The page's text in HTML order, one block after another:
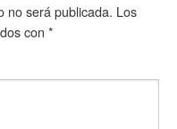
no será publicada. Los
con *